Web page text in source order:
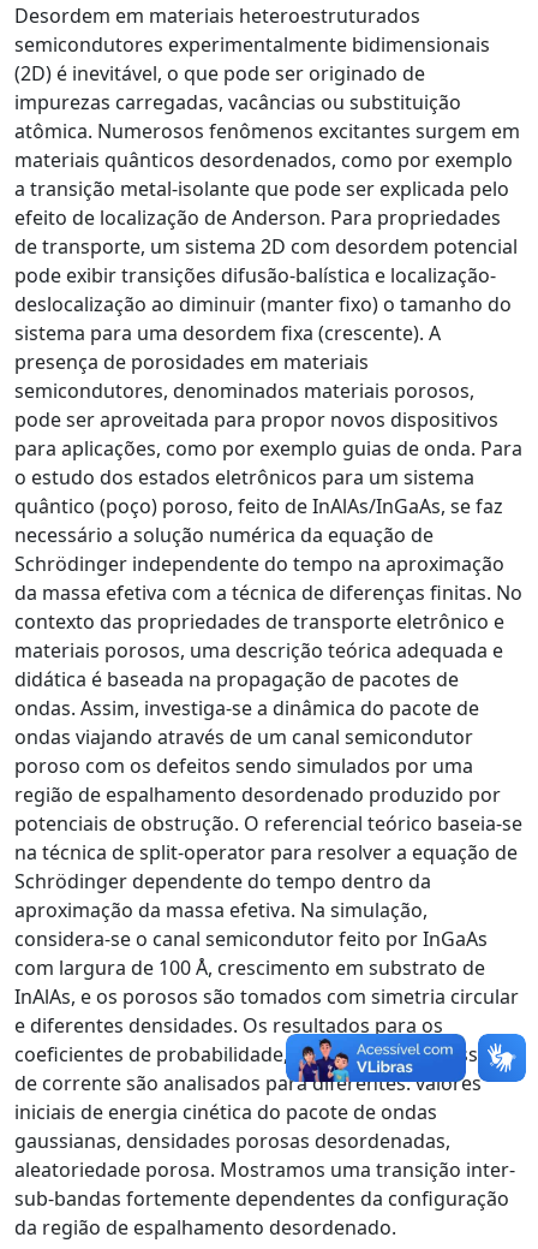
Desordem em materiais heteroestruturados
semicondutores experimentalmente bidimensionais
(2D) é inevitável, o que pode ser originado de
impurezas carregadas, vacâncias ou substituição
atômica. Numerosos fenômenos excitantes surgem em
materiais quânticos desordenados, como por exemplo
a transição metal-isolante que pode ser explicada pelo
efeito de localização de Anderson. Para propriedades
de transporte, um sistema 2D com desordem potencial
pode exibir transições difusão-balística e localização-
deslocalização ao diminuir (manter fixo) o tamanho do
sistema para uma desordem fixa (crescente). A
presença de porosidades em materiais
semicondutores, denominados materiais porosos,
pode ser aproveitada para propor novos dispositivos
para aplicações, como por exemplo guias de onda. Para
o estudo dos estados eletrônicos para um sistema
quântico (poço) poroso, feito de InAlAs/InGaAs, se faz
necessário a solução numérica da equação de
Schrödinger independente do tempo na aproximação
da massa efetiva com a técnica de diferenças finitas. No
contexto das propriedades de transporte eletrônico e
materiais porosos, uma descrição teórica adequada e
didática é baseada na propagação de pacotes de
ondas. Assim, investiga-se a dinâmica do pacote de
ondas viajando através de um canal semicondutor
poroso com os defeitos sendo simulados por uma
região de espalhamento desordenado produzido por
potenciais de obstrução. O referencial teórico baseia-se
na técnica de split-operator para resolver a equação de
Schrödinger dependente do tempo dentro da
aproximação da massa efetiva. Na simulação,
considera-se o canal semicondutor feito por InGaAs
com largura de 100 Å, crescimento em substrato de
InAlAs, e os porosos são tomados com simetria circular
e diferentes densidades. Os resultados para os
coeficientes de probabilidade, reflexão e transmissão
de corrente são analisados para diferentes: valores
iniciais de energia cinética do pacote de ondas
gaussianas, densidades porosas desordenadas,
aleatoriedade porosa. Mostramos uma transição inter-
sub-bandas fortemente dependentes da configuração
da região de espalhamento desordenado.